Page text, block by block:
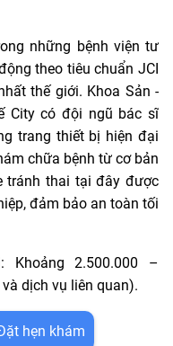
những bệnh viện tư
theo tiêu chuẩn JCI
thế giới. Khoa Sản -
City có đội ngũ bác sĩ
trang thiết bị hiện đại
chữa bệnh từ cơ bản
tránh thai tại đây được
đảm bảo an toàn tối
2.500.000 –
dịch vụ liên quan).
hẹn khám